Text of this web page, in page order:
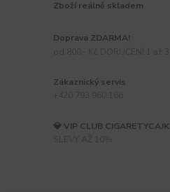
Zboží reálně skladem
Doprava ZDARMA!
Zákaznický servis
💎 VIP CLUB CIGARETYCAJK